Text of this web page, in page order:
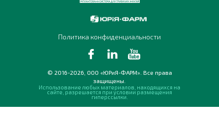
Политика конфиденциальности
© 2016-2026, ООО «ЮРиЯ-ФАРМ». Все права
защищены.
Использование любых материалов, находящихся на
сайте, разрешается при условии размещения
гиперссылки.